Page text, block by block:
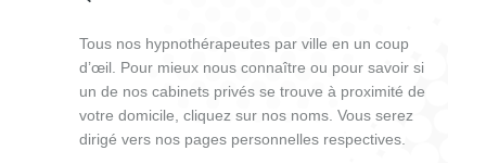
Tous nos hypnothérapeutes par ville en un coup
d’œil. Pour mieux nous connaître ou pour savoir si
un de nos cabinets privés se trouve à proximité de
votre domicile, cliquez sur nos noms. Vous serez
dirigé vers nos pages personnelles respectives.